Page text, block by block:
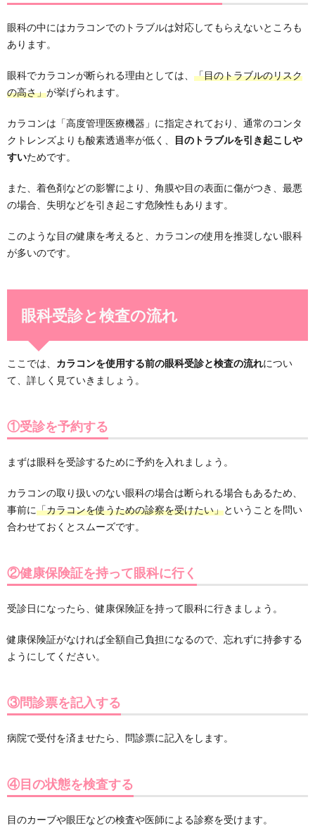
眼科の中にはカラコンでのトラブルは対応してもらえないところも
あります。
眼科でカラコンが断られる理由としては、 「目のトラブルのリスク
の高さ」が挙げられます。
カラコンは「高度管理医療機器」に指定されており、通常のコンタ
クトレンズよりも酸素透過率が低く、
目のトラブルを引き起こしや
すいためです。
また、着色剤などの影響により、角膜や目の表面に傷がつき、最悪
の場合、失明などを引き起こす危険性もあります。
このような目の健康を考えると、カラコンの使用を推奨しない眼科
が多いのです。
眼科受診と検査の流れ
ここでは、 カラコンを使用する前の眼科受診と検査の流れについ
て、詳しく見ていきましょう。
①受診を予約する
まずは眼科を受診するために予約を入れましょう。
カラコンの取り扱いのない眼科の場合は断られる場合もあるため、
事前に「カラコンを使うための診察を受けたい」ということを問い
合わせておくとスムーズです。
②健康保険証を持って眼科に行く
受診日になったら、健康保険証を持って眼科に行きましょう。
健康保険証がなければ全額自己負担になるので、忘れずに持参する
ようにしてください。
③問診票を記入する
病院で受付を済ませたら、問診票に記入をします。
④目の状態を検査する
目のカーブや眼圧などの検査や医師による診察を受けます。